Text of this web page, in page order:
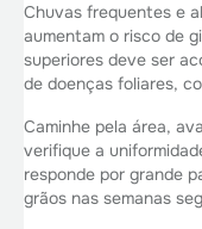
Chuvas frequentes e
aumentam o risco de
superiores deve ser
de doenças foliares,
Caminhe pela área,
verifique a
responde por grande
grãos nas semanas